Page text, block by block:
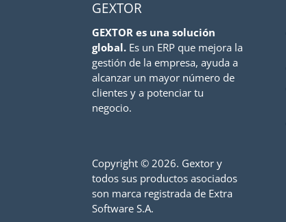
GEXTOR
GEXTOR es una solución
global. Es un ERP que mejora la
gestión de la empresa, ayuda a
alcanzar un mayor número de
clientes y a potenciar tu
negocio.
Copyright ©2026. Gextor y
todos sus productos asociados
son marca registrada de Extra
Software S.A.